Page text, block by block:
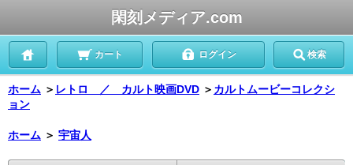
閑刻メディア.com
カート ログイン 検索
ホーム ＞ レトロ ／ カルト映画DVD ＞ カルトムービーコレクシ
ョン
ホーム ＞ 宇宙人